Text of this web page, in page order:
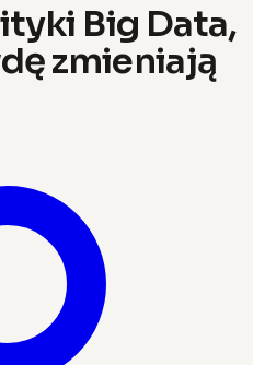
Big Data,
zmieniają